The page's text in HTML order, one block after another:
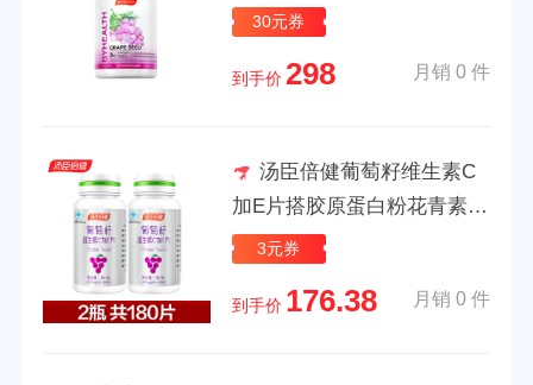
容养颜含维生素C原花青素内
+女士护肝120粒【双重呵护
30元券
到手价 298 月销 0 件
汤臣倍健葡萄籽维生素C
加E片搭胶原蛋白粉花青素成
人美白抗氧化 【葡萄籽+C+
3元券
到手价 176.38 月销 0 件